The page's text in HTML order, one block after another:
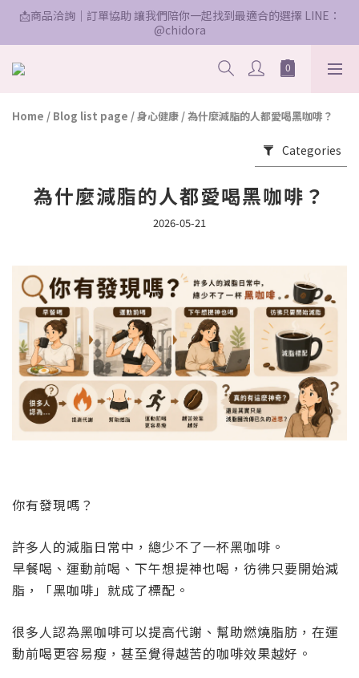
📩商品洽詢｜訂單協助 讓我們陪你一起找到最適合的選擇 LINE：
@chidora
Home / Blog list page /身心健康 /為什麼減脂的人都愛喝黑咖啡？
Categories
為什麼減脂的人都愛喝黑咖啡？
2026-05-21
你有發現嗎？
許多人的減脂日常中，總少不了一杯黑咖啡。
早餐喝、運動前喝、下午想提神也喝，彷彿只要開始減
脂，「黑咖啡」就成了標配。
很多人認為黑咖啡可以提高代謝、幫助燃燒脂肪，在運
動前喝更容易瘦，甚至覺得越苦的咖啡效果越好。